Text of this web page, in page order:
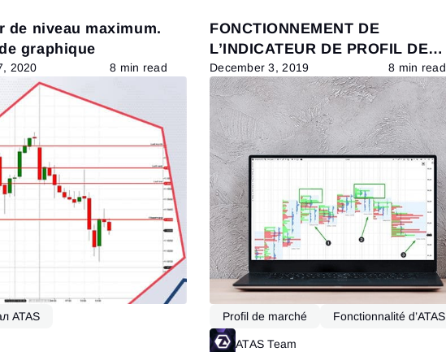
de niveau maximum.
graphique
2020 8 min read
ATAS
d’ATAS
FONCTIONNEMENT DE
L’INDICATEUR DE PROFIL DE
VOLUME
December 3, 2019 8 min read
Profil de marché
Fonctionnalité d’ATAS
Actions
ATAS Team